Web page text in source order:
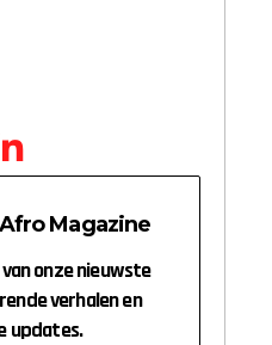
Magazine
onze nieuwste
verhalen en
updates.